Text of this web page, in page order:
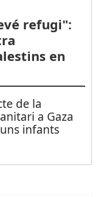
refugi":
en
de la
a Gaza
infants